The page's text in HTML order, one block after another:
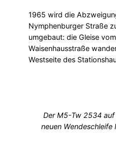
1965 wird die
Nymphenburger Straße
umgebaut: die Gleise
Waisenhausstraße
Westseite des
Der M5-Tw 2534
neuen Wendeschleife